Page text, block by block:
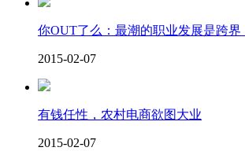
你OUT了么：最潮的职业发展是跨界
2015-02-07
有钱任性，农村电商欲图大业
2015-02-07